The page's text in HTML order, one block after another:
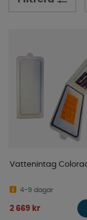
Vattenintag
4-9 dagar
2 669 kr